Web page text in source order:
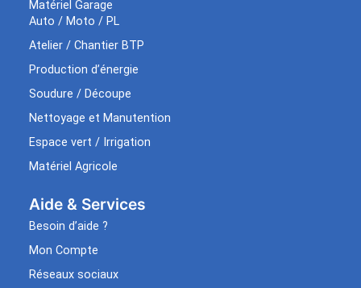
Matériel Garage
Auto / Moto / PL
Atelier / Chantier BTP
Production d’énergie
Soudure / Découpe
Nettoyage et Manutention
Espace vert / Irrigation
Matériel Agricole
Aide & Services​
Besoin d’aide ?
Mon Compte
Réseaux sociaux